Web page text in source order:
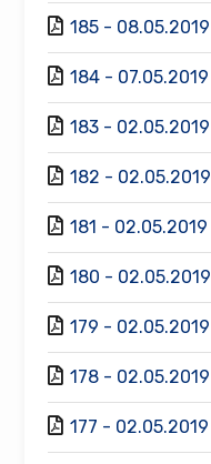
185 - 08.05.2019
184 - 07.05.2019
183 - 02.05.2019
182 - 02.05.2019
181 - 02.05.2019
180 - 02.05.2019
179 - 02.05.2019
178 - 02.05.2019
177 - 02.05.2019